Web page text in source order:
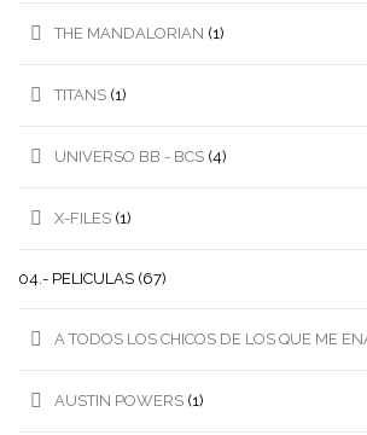
THE MANDALORIAN (1)
TITANS (1)
UNIVERSO BB - BCS (4)
X-FILES (1)
04.- PELICULAS (67)
A TODOS LOS CHICOS DE LOS QUE ME
AUSTIN POWERS (1)